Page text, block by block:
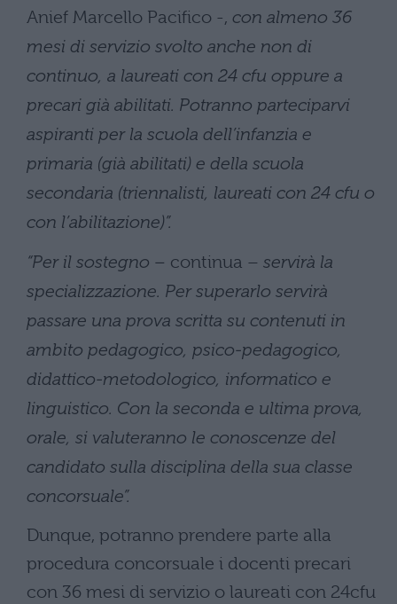
Anief Marcello Pacifico -, con almeno 36
mesi di servizio svolto anche non di
continuo, a laureati con 24 cfu oppure a
precari già abilitati. Potranno parteciparvi
aspiranti per la scuola dell’infanzia e
primaria (già abilitati) e della scuola
secondaria (triennalisti, laureati con 24 cfu o
con l’abilitazione)”.
“Per il sostegno – continua – servirà la
specializzazione. Per superarlo servirà
passare una prova scritta su contenuti in
ambito pedagogico, psico-pedagogico,
didattico-metodologico, informatico e
linguistico. Con la seconda e ultima prova,
orale, si valuteranno le conoscenze del
candidato sulla disciplina della sua classe
concorsuale”.
Dunque, potranno prendere parte alla
procedura concorsuale i docenti precari
con 36 mesi di servizio o laureati con 24cfu